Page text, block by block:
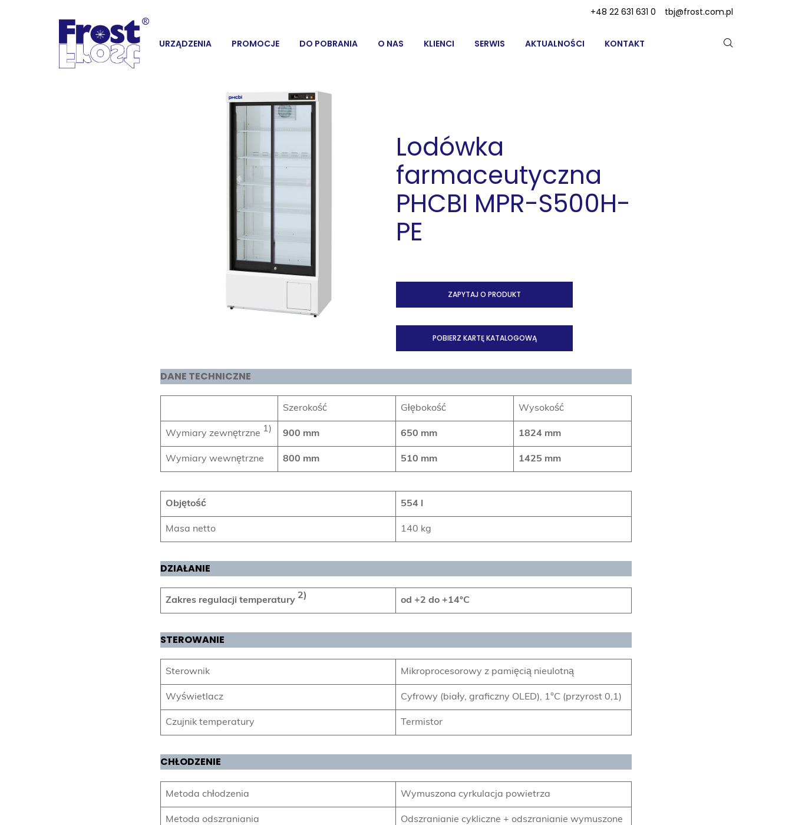
URZĄDZENIA PROMOCJE DO POBRANIA O NAS KLIENCI SERWIS AKTUALNOŚCI KONTAKT
+48 22 631 631 0 tbj@frost.com.pl
Lodówka
farmaceutyczna
PHCBI MPR-S500H-
PE
ZAPYTAJ O PRODUKT
POBIERZ KARTĘ KATALOGOWĄ
DANE TECHNICZNE
Szerokość Głębokość Wysokość
Wymiary zewnętrzne 1) 900 mm 650 mm 1824 mm
Wymiary wewnętrzne 800 mm 510 mm 1425 mm
Objętość 554 l
Masa netto 140 kg
DZIAŁANIE
Zakres regulacji temperatury 2) od +2 do +14°C
STEROWANIE
Sterownik Mikroprocesorowy z pamięcią nieulotną
Wyświetlacz Cyfrowy (biały, graficzny OLED), 1°C (przyrost 0,1)
Czujnik temperatury Termistor
CHŁODZENIE
Metoda chłodzenia Wymuszona cyrkulacja powietrza
Metoda odszraniania Odszranianie cykliczne + odszranianie wymuszone